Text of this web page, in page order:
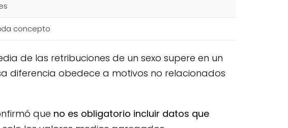
concepto
de las retribuciones de un sexo supere en un
diferencia obedece a motivos no relacionados
que no es obligatorio incluir datos que